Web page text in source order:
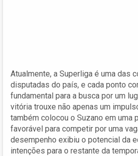
Atualmente, a Superliga é uma das
disputadas do país, e cada ponto
fundamental para a busca por um
vitória trouxe não apenas um
também colocou o Suzano em uma
favorável para competir por uma
desempenho exibiu o potencial da
intenções para o restante da